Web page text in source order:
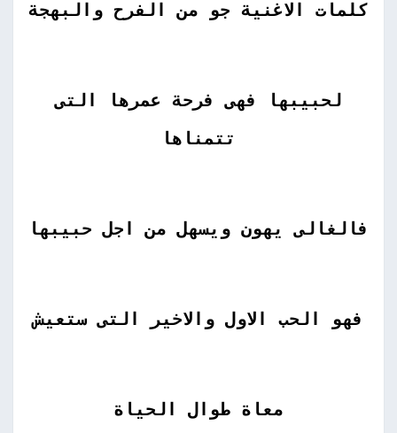
كلمات الاغنية جو من الفرح والبهجة
لحبيبها فهى فرحة عمرها التى
تتمناها
فالغالى يهون ويسهل من اجل حبيبها
فهو الحب الاول والاخير التى ستعيش
معاة طوال الحياة